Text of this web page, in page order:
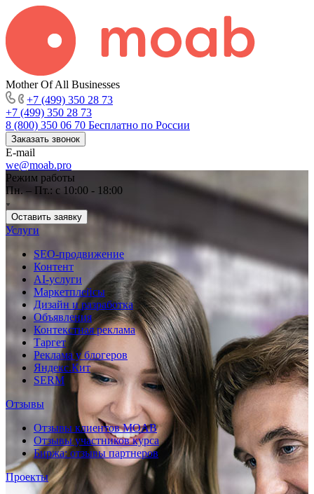
Mother Of All Businesses
+7 (499) 350 28 73
+7 (499) 350 28 73
8 (800) 350 06 70 Бесплатно по России
Заказать звонок
E-mail
we@moab.pro
Режим работы
Пн. – Пт.: с 10:00 - 18:00
Оставить заявку
Услуги
SEO-продвижение
Контент
AI-услуги
Маркетплейсы
Дизайн и разработка
Объявления
Контекстная реклама
Таргет
Реклама у блогеров
Яндекс.Кит
SERM
Отзывы
Отзывы клиентов MOAB
Отзывы участников курса
Биржа: отзывы партнеров
Проекты